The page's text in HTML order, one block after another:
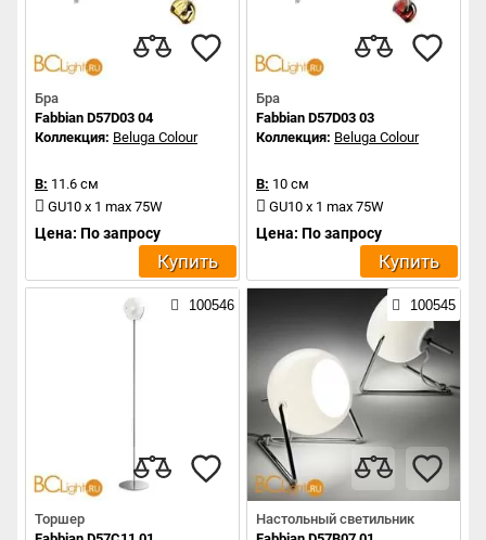
Бра
Fabbian D57D03 04
Коллекция: Beluga Colour
В: 11.6 см
GU10 x 1 max 75W
Цена: По запросу
Купить
Бра
Fabbian D57D03 03
Коллекция: Beluga Colour
В: 10 см
GU10 x 1 max 75W
Цена: По запросу
Купить
100546
Торшер
100545
Настольный светильник